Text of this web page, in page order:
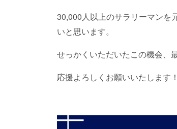
30,000人以上のサラリーマンを
いと思います。
せっかくいただいたこの機会、
応援よろしくお願いいたします！